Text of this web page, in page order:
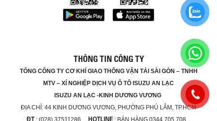
THÔNG TIN CÔNG TY
TỔNG CÔNG TY CƠ KHÍ GIAO THÔNG VẬN TẢI SÀI GÒN – TNHH
MTV – XÍ NGHIỆP DỊCH VỤ Ô TÔ ISUZU AN LẠC
ISUZU AN LẠC -KINH DƯƠNG VƯƠNG
ĐỊA CHỈ: 44 KINH DƯƠNG VƯƠNG, PHƯỜNG PHÚ LÂM, TP.HCM
ĐT: (028) 37511286 . HOTLINE : BÁN HÀNG 0344 705 708 ,